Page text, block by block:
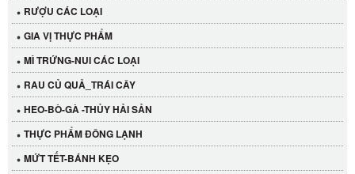
RƯỢU CÁC LOẠI
GIA VỊ THỰC PHẨM
MÌ TRỨNG-NUI CÁC LOẠI
RAU CỦ QUẢ_TRÁI CÂY
HEO-BÒ-GÀ -THỦY HẢI SẢN
THỰC PHẨM ĐÔNG LẠNH
MỨT TẾT-BÁNH KẸO